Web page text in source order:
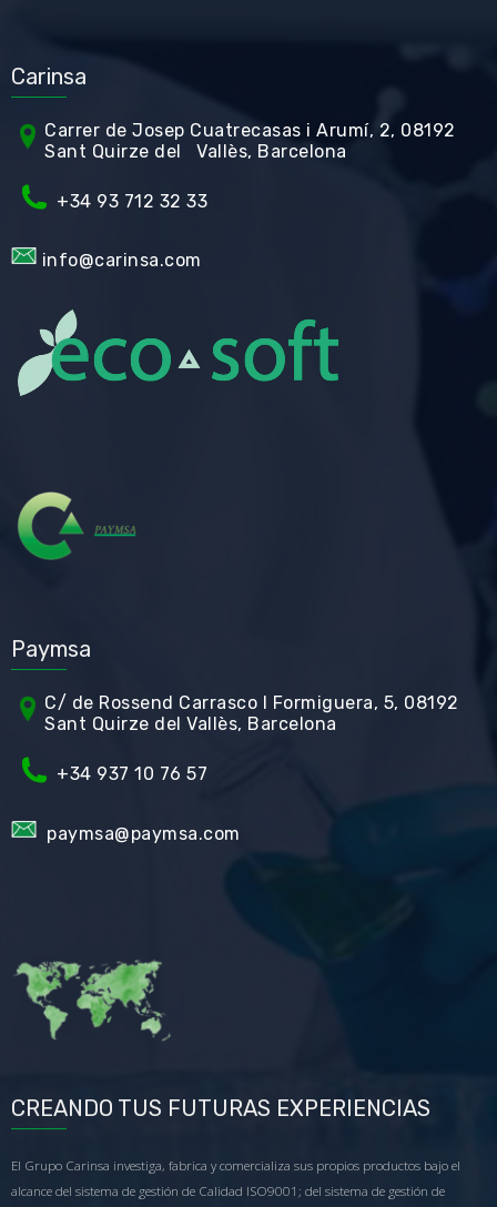
Carinsa
Carrer de Josep Cuatrecasas i Arumí, 2, 08192
Sant Quirze del Vallès, Barcelona
+34 93 712 32 33
info@carinsa.com
Paymsa
C/ de Rossend Carrasco I Formiguera, 5, 08192
Sant Quirze del Vallès, Barcelona
+34 937 10 76 57
paymsa@paymsa.com
CREANDO TUS FUTURAS EXPERIENCIAS
El Grupo Carinsa investiga, fabrica y comercializa sus propios productos bajo el
alcance del sistema de gestión de Calidad ISO9001; del sistema de gestión de